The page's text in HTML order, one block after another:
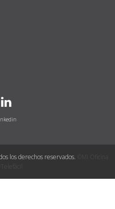
los derechos reservados.